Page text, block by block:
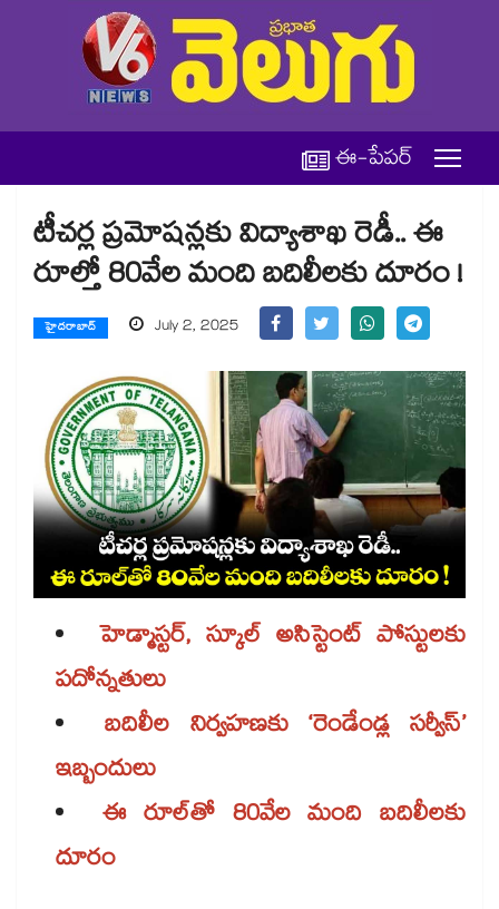
ఈ-పేపర్
టీచర్ల ప్రమోషన్లకు విద్యాశాఖ రెడీ.. ఈ
రూల్తో 80వేల మంది బదిలీలకు దూరం !
హైదరాబాద్ July 2, 2025
హెడ్మాస్టర్, స్కూల్ అసిస్టెంట్ పోస్టులకు
పదోన్నతులు
బదిలీల నిర్వహణకు ‘రెండేండ్ల సర్వీస్’
ఇబ్బందులు
ఈ రూల్​తో 80వేల మంది బదిలీలకు
దూరం